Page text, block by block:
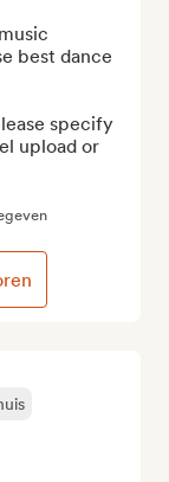
best dance
specify
upload or